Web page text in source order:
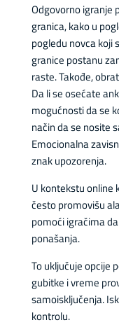
Odgovorno igranje
granica, kako u
pogledu novca koji
granice postanu
raste. Takođe,
Da li se osećate
mogućnosti da se
način da se nosite
Emocionalna
znak upozorenja.
U kontekstu online
često promovišu
pomoći igračima
ponašanja.
To uključuje opcije
gubitke i vreme
samoisključenja.
kontrolu.